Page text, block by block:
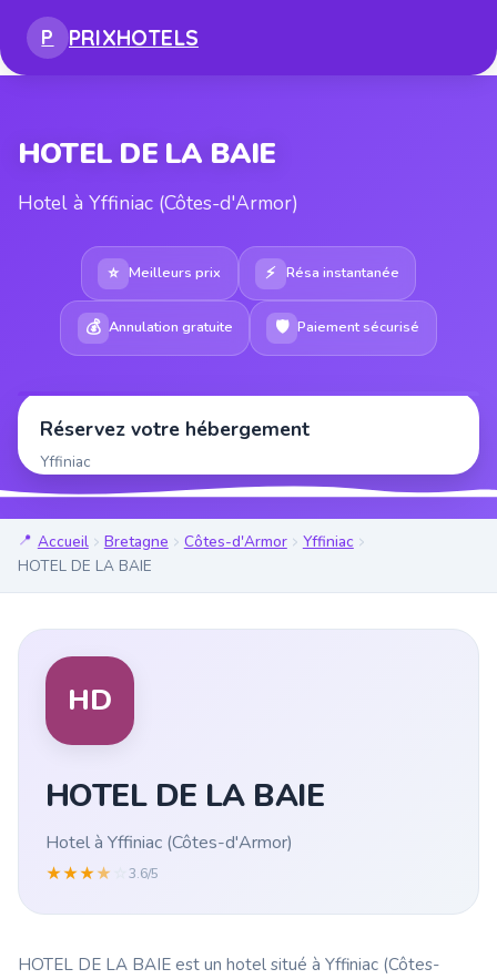
P PRIXHOTELS
HOTEL DE LA BAIE
Hotel à Yffiniac (Côtes-d'Armor)
⭐ Meilleurs prix ⚡ Résa instantanée
💰 Annulation gratuite 🛡 Paiement sécurisé
Réservez votre hébergement
Yffiniac
Accueil Bretagne Côtes-d'Armor
Yffiniac
HOTEL DE LA BAIE
HD
HOTEL DE LA BAIE
Hotel à Yffiniac (Côtes-d'Armor)
★★★★ 3.6/5
HOTEL DE LA BAIE est un hotel situé à Yffiniac (Côtes-